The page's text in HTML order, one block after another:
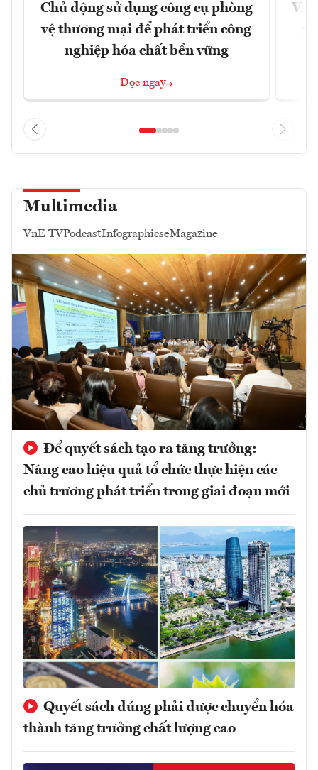
Chủ động sử dụng công cụ phòng
vệ thương mại để phát triển công
nghiệp hóa chất bền vững
Đọc ngay
Multimedia
VnE TVPodcastInfographicseMagazine
Để quyết sách tạo ra tăng trưởng:
Nâng cao hiệu quả tổ chức thực hiện các
chủ trương phát triển trong giai đoạn mới
Quyết sách đúng phải được chuyển hóa
thành tăng trưởng chất lượng cao